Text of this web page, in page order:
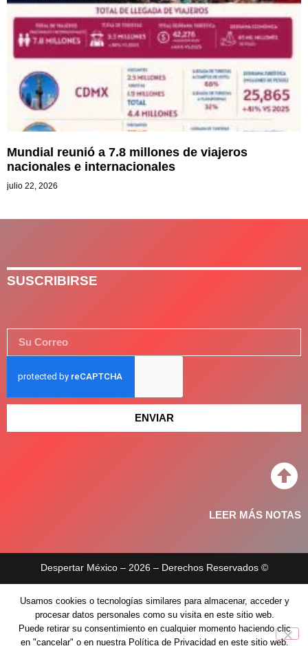
Mundial reunió a 7.8 millones de viajeros
nacionales e internacionales
julio 22, 2026
SUSCRIBIRSE
ENVIAR
LEER MÁS NOTAS
Despertar México – 2026 – Derechos Reservados ©
Aviso de privacidad
Políticas de privacidad
Usamos cookies o tecnologías similares para almacenar, acceder y
procesar datos personales como su visita en este sitio web.
Puede retirar su consentimiento en cualquier momento haciendo clic
en "cancelar" o en nuestra Política de Privacidad en este sitio web.